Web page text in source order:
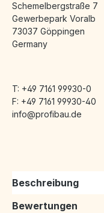
Schemelbergstraße 7
Gewerbepark Voralb
73037 Göppingen
Germany
T: +49 7161 99930-0
F: +49 7161 99930-40
info@profibau.de
Beschreibung
Bewertungen